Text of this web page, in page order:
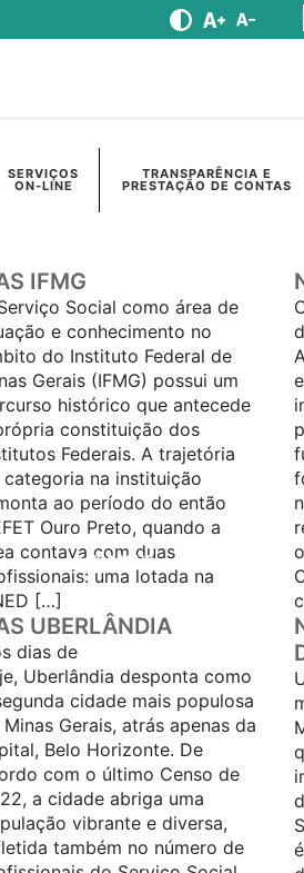
SERVIÇOS
ON-LINE
TRANSPARÊNCIA E
PRESTAÇÃO DE CONTAS
IFMG
Social como área de
e conhecimento no
do Instituto Federal de
Gerais (IFMG) possui um
histórico que antecede
constituição dos
Federais. A trajetória
categoria na instituição
ao período do então
Ouro Preto, quando a
contava com duas
uma lotada na
[…]
SAIBA MAIS...
UBERLÂNDIA
dias de
Uberlândia desponta como
cidade mais populosa
Gerais, atrás apenas da
Belo Horizonte. De
com o último Censo de
a cidade abriga uma
vibrante e diversa,
também no número de